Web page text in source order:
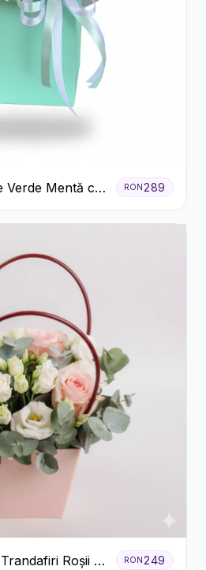
Verde Mentă cu
RON289
Roșii și
RON249